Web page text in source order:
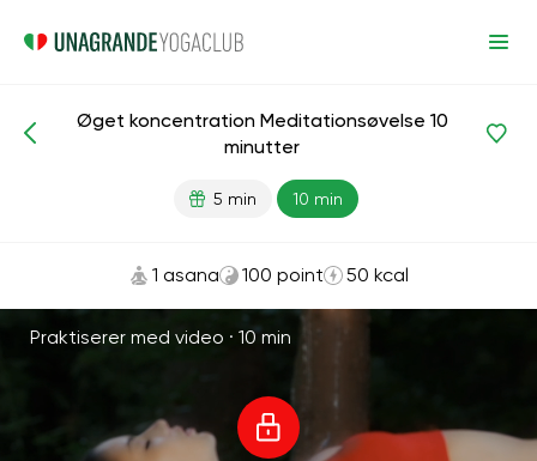
Meditationer og vejrtrækning
Øget koncentration Meditationsøvelse 10
minutter
5 min 10 min
1 asana 100 point 50 kcal
Praktiserer med video · 10 min